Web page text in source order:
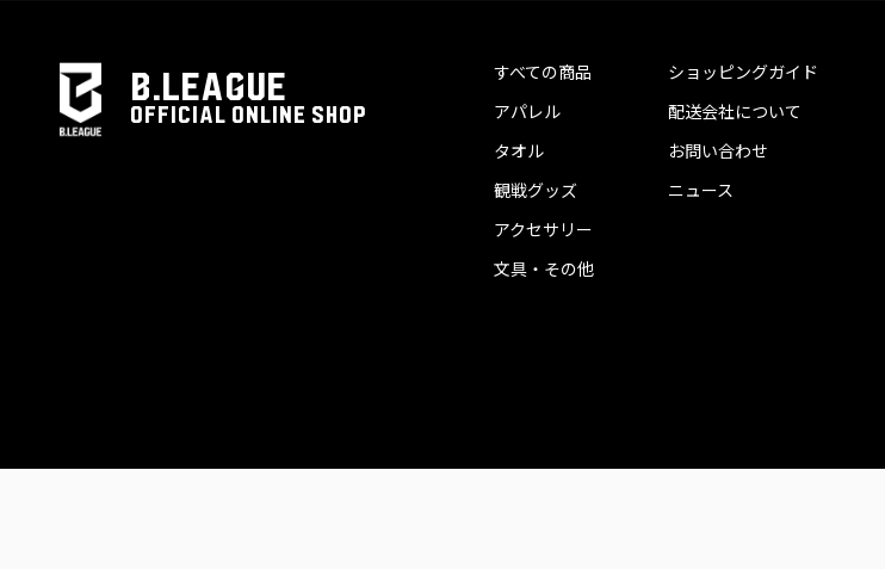
B.LEAGUE
OFFICIAL ONLINE SHOP
すべての商品
アパレル
タオル
観戦グッズ
アクセサリー
文具・その他
ショッピングガイド
配送会社について
お問い合わせ
ニュース